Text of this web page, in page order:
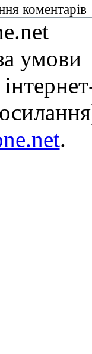
коментарів
умови
.